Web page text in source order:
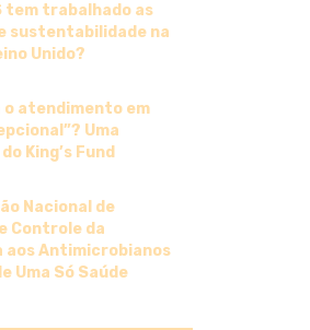
tem trabalhado as
sustentabilidade na
Unido?
o atendimento em
Uma
King’s Fund
Nacional de
Controle da
aos Antimicrobianos
Uma Só Saúde